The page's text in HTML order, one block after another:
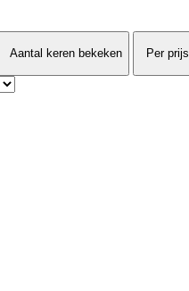
Aantal keren bekeken Per prijs